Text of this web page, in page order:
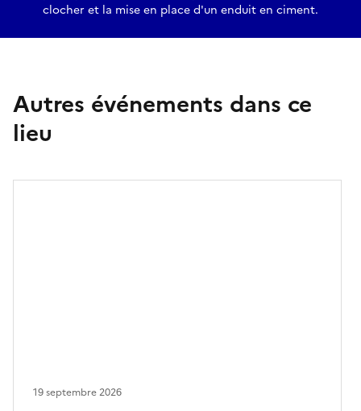
clocher et la mise en place d'un enduit en ciment.
Autres événements dans ce
lieu
19 septembre 2026